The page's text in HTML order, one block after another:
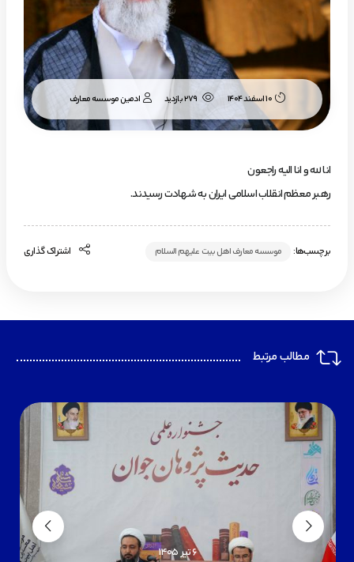
10 اسفند 1404 ادمین موسسه معارف
انا لله و انا الیه راجعون
رهبر معظم انقلاب اسلامی ایران به شهادت رسیدند.
برچسب‌ها: موسسه معارف اهل بیت علیهم السلام اشتراک گذاری
مطالب مرتبط
6 تیر 1405